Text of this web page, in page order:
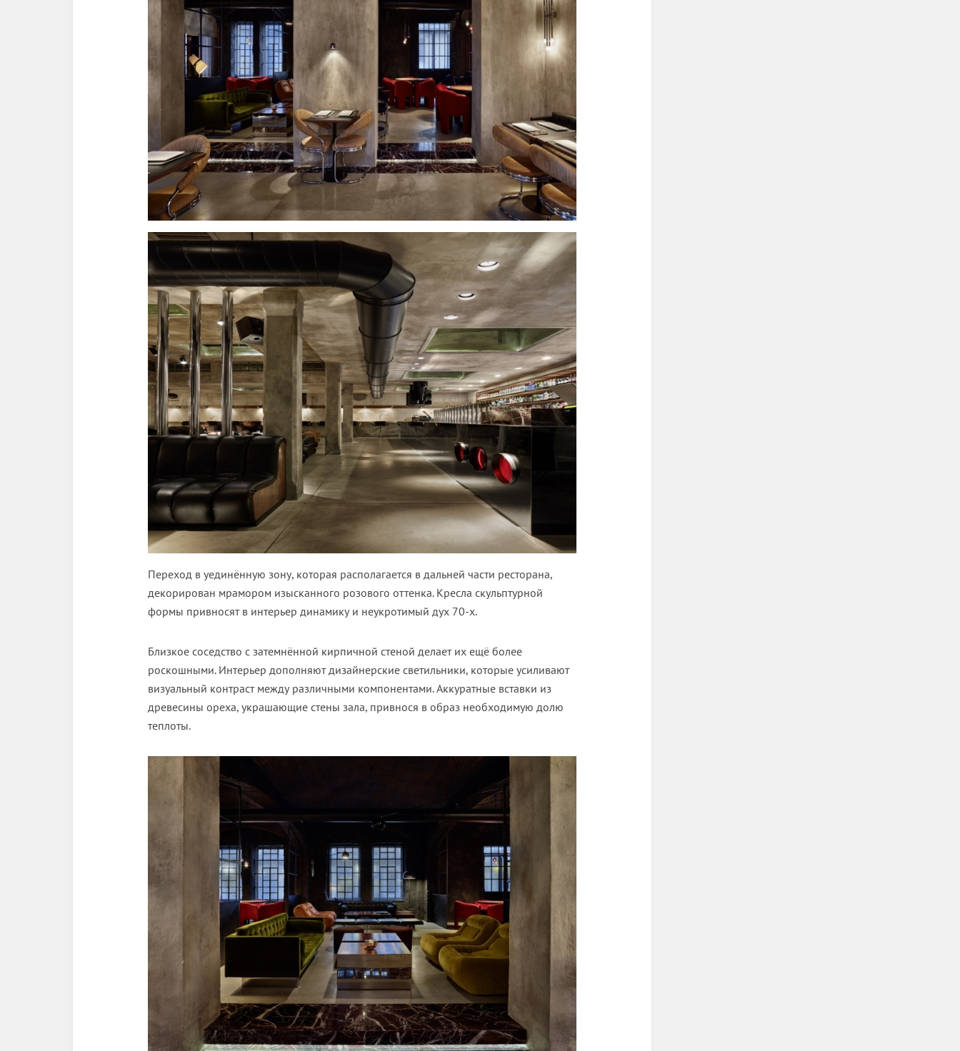
Переход в уединённую зону, которая располагается в дальней части ресторана,
декорирован мрамором изысканного розового оттенка. Кресла скульптурной
формы привносят в интерьер динамику и неукротимый дух 70-х.
Близкое соседство с затемнённой кирпичной стеной делает их ещё более
роскошными. Интерьер дополняют дизайнерские светильники, которые усиливают
визуальный контраст между различными компонентами. Аккуратные вставки из
древесины ореха, украшающие стены зала, привнося в образ необходимую долю
теплоты.